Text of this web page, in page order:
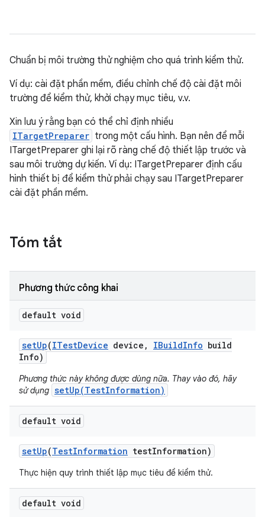
Chuẩn bị môi trường thử nghiệm cho quá trình kiểm thử.
Ví dụ: cài đặt phần mềm, điều chỉnh chế độ cài đặt môi
trường để kiểm thử, khởi chạy mục tiêu, v.v.
Xin lưu ý rằng bạn có thể chỉ định nhiều
ITargetPreparer trong một cấu hình. Bạn nên để mỗi
ITargetPreparer ghi lại rõ ràng chế độ thiết lập trước và
sau môi trường dự kiến. Ví dụ: ITargetPreparer định cấu
hình thiết bị để kiểm thử phải chạy sau ITargetPreparer
cài đặt phần mềm.
Tóm tắt
Phương thức công khai
default void
setUp(ITestDevice device , IBuildInfo build
Info)
Phương thức này không được dùng nữa. Thay vào đó, hãy
sử dụng setUp(TestInformation)
default void
setUp(TestInformation testInformation)
Thực hiện quy trình thiết lập mục tiêu để kiểm thử.
default void